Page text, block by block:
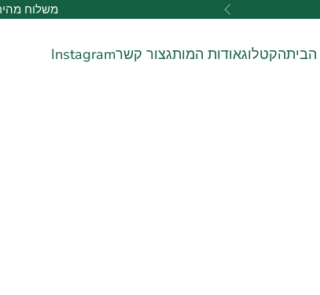
הקודם משלוח
הקטלוגאודות המותגצור קשרInstagram